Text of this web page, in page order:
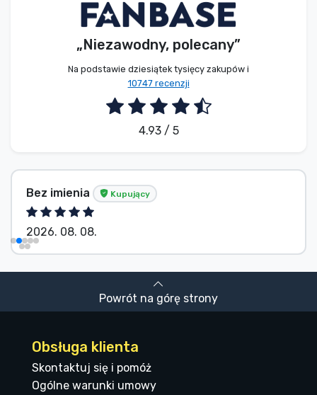
„Niezawodny, polecany”
Na podstawie dziesiątek tysięcy zakupów i
10747 recenzji
4.93 / 5
Bez imienia Kupujący
2026. 08. 08.
Powrót na górę strony
Obsługa klienta
Skontaktuj się i pomóż
Ogólne warunki umowy